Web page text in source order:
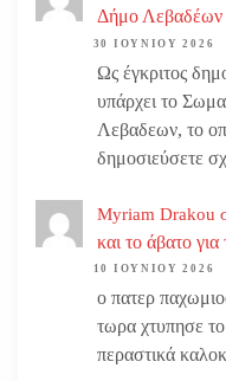
Δήμο Λεβαδέων
30 ΙΟΥΝΊΟΥ 2026
Ως έγκριτος
υπάρχει το
Λεβαδεων, το
δημοσιεύσετε
Myriam Drakou
και το άβατο για
10 ΙΟΥΝΊΟΥ 2026
ο πατερ
τωρα χτυπησε το
περαστικά